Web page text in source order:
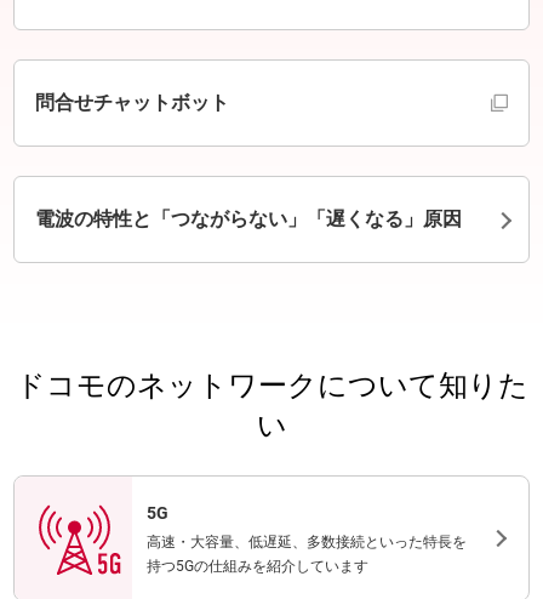
問合せチャットボット
電波の特性と「つながらない」「遅くなる」原因
ドコモのネットワークについて知りた
い
5G
高速・大容量、低遅延、多数接続といった特長を
持つ5Gの仕組みを紹介しています